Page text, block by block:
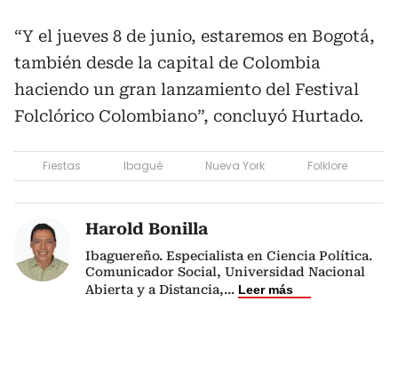
“Y el jueves 8 de junio, estaremos en Bogotá,
también desde la capital de Colombia
haciendo un gran lanzamiento del Festival
Folclórico Colombiano”, concluyó Hurtado.
Fiestas Ibagué Nueva York Folklore
Harold Bonilla
Ibaguereño. Especialista en Ciencia Política.
Comunicador Social, Universidad Nacional
Abierta y a Distancia,... Leer más